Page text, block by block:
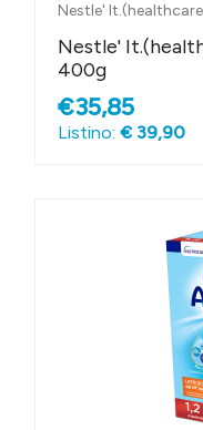
Nestle'
Nestle'
400g
€35,85
Listino: € 39,90